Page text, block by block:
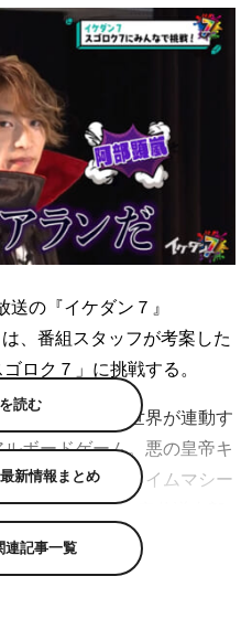
の『イケダン７』
、番組スタッフが考案した
ロク７」に挑戦する。
の出来事と現実世界が連動す
ボードゲーム。悪の皇帝キ
まった社長（タイムマシー
、プレイヤーの安井謙太郎
翔希、森田美勇人、長妻怜
先にゴールできるかを競
読む
新情報まとめ
連記事一覧